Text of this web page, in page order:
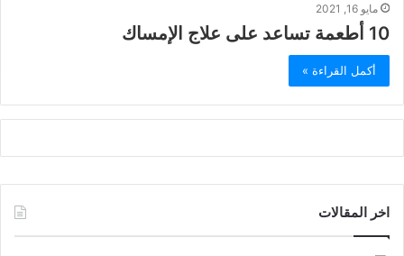
مايو 16, 2021
10 أطعمة تساعد على علاج الإمساك
أكمل القراءة »
اخر المقالات